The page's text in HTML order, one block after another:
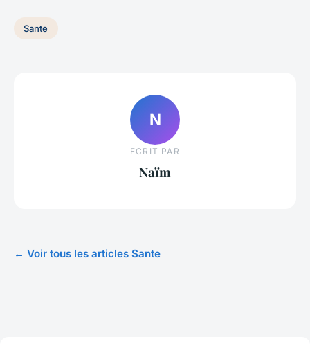
Sante
N
ECRIT PAR
Naïm
← Voir tous les articles Sante